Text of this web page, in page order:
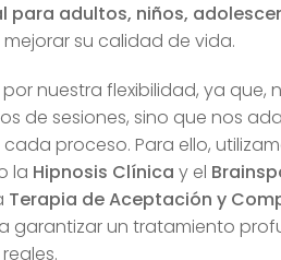
para adultos, niños,
su calidad de vida.
nuestra flexibilidad, ya que,
de sesiones, sino que nos
proceso. Para ello,
la Hipnosis Clínica y el
Terapia de Aceptación y
garantizar un tratamiento